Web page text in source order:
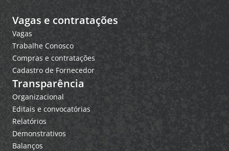
Vagas e contratações
Vagas
Trabalhe Conosco
Compras e contratações
Cadastro de Fornecedor
Transparência
Organizacional
Editais e convocatórias
Relatórios
Demonstrativos
Balanços